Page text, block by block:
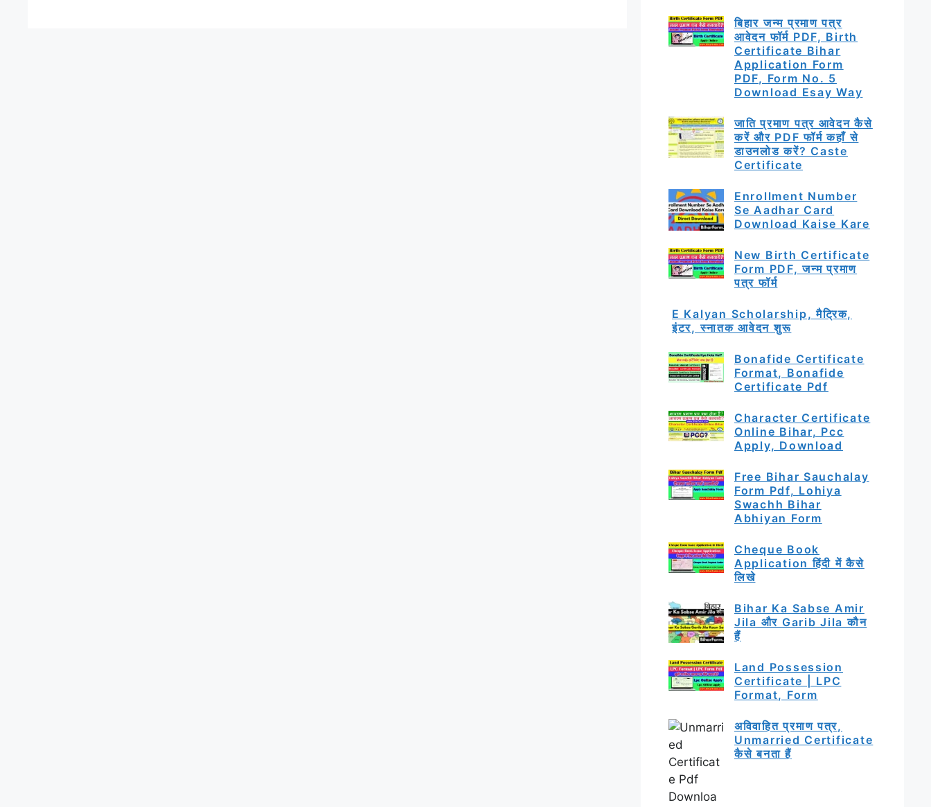
बिहार जन्म प्रमाण पत्र
आवेदन फॉर्म PDF, Birth
Certificate Bihar
Application Form
PDF, Form No. 5
Download Esay Way
जाति प्रमाण पत्र आवेदन कैसे
करें और PDF फॉर्म कहाँ से
डाउनलोड करें? Caste
Certificate
Enrollment Number
Se Aadhar Card
Download Kaise Kare
New Birth Certificate
Form PDF, जन्म प्रमाण
पत्र फॉर्म
E Kalyan Scholarship, मैट्रिक,
इंटर, स्नातक आवेदन शुरू
Bonafide Certificate
Format, Bonafide
Certificate Pdf
Character Certificate
Online Bihar, Pcc
Apply, Download
Free Bihar Sauchalay
Form Pdf, Lohiya
Swachh Bihar
Abhiyan Form
Cheque Book
Application हिंदी में कैसे
लिखे
Bihar Ka Sabse Amir
Jila और Garib Jila कौन
हैं
Land Possession
Certificate | LPC
Format, Form
अविवाहित प्रमाण पत्र,
Unmarried Certificate
कैसे बनता हैं